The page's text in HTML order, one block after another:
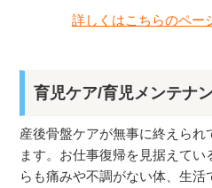
詳しくはこちらのペー
育児ケア/育児メンテナ
産後骨盤ケアが無事に終えられ
ます。お仕事復帰を見据えて
らも痛みや不調がない体、生